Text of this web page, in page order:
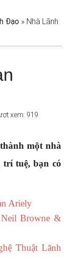
Đạo » Nhà Lãnh
xem: 919
một nhà
trí tuệ, bạn có
Ariely
Browne &
Thuật Lãnh